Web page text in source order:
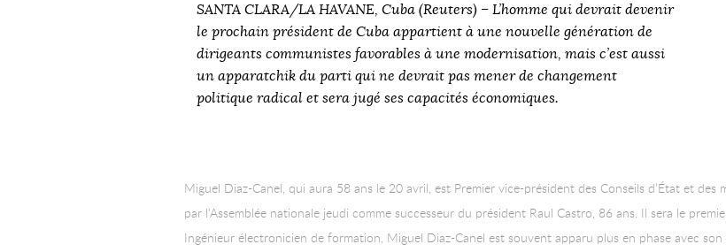
SANTA CLARA/LA HAVANE, Cuba (Reuters) – L’homme qui devrait devenir
le prochain président de Cuba appartient à une nouvelle génération de
dirigeants communistes favorables à une modernisation, mais c’est aussi
un apparatchik du parti qui ne devrait pas mener de changement
politique radical et sera jugé ses capacités économiques.
Miguel Diaz-Canel, qui aura 58 ans le 20 avril, est Premier vice-président des Conseils d’État et
par l’Assemblée nationale jeudi comme successeur du président Raul Castro, 86 ans. Il sera le
Ingénieur électronicien de formation, Miguel Diaz-Canel est souvent apparu plus en phase avec